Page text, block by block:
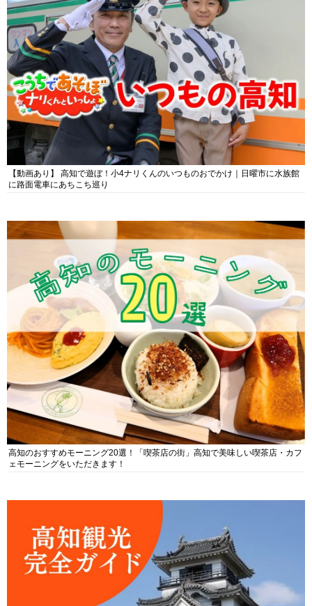
【動画あり】 高知で遊ぼ！小4ナリくんのいつものおでかけ｜日曜市に水族館
に路面電車にあちこち巡り
高知のおすすめモーニング20選！「喫茶店の街」高知で美味しい喫茶店・カフ
ェモーニングをいただきます！